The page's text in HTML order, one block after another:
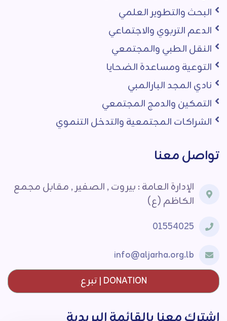
البحث والتطوير العلمي
الدعم التربوي والاجتماعي
النقل الطبي والمجتمعي
التوعية ومساعدة الضحايا
نادي المجد البارالمبي
التمكين والدمج المجتمعي
الشراكات المجتمعية والتدخل التنموي
تواصل معنا
الإدارة العامة : بيروت , الصفير , مقابل مجمع
الكاظم (ع)
01554025
info@aljarha.org.lb
DONATION | تبرع